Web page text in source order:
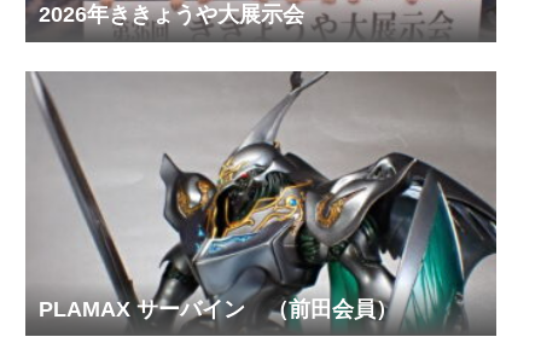
2026年ききょうや大展示会
PLAMAX サーバイン （前田会員）